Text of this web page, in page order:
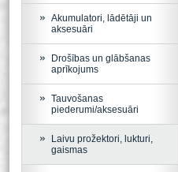
Akumulatori, lādētāji un
aksesuāri
Drošības un glābšanas
aprīkojums
Tauvošanas
piederumi/aksesuāri
Laivu prožektori, lukturi,
gaismas